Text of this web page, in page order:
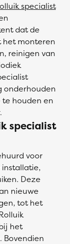
specialist
dat de
het monteren
reinigen van
onderhouden
houden en
specialist
voor
Deze
nieuwe
tot het
het
Bovendien